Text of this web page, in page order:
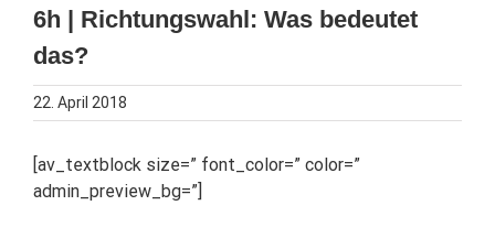
6h | Richtungswahl: Was bedeutet
das?
22. April 2018
[av_textblock size=” font_color=” color=”
admin_preview_bg=”]